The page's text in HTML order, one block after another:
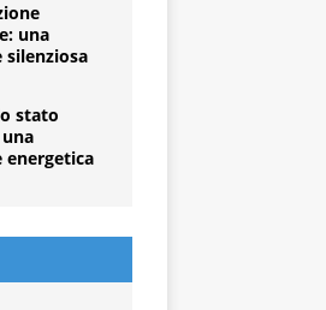
una
silenziosa
stato
energetica